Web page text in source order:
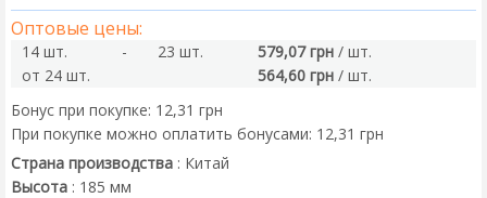
Оптовые цены:
14 шт. - 23 шт. 579,07 грн / шт.
от 24 шт.
564,60 грн / шт.
Бонус при покупке: 12,31 грн
При покупке можно оплатить бонусами: 12,31 грн
Страна производства : Китай
Высота : 185 мм